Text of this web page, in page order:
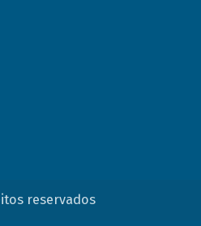
reservados